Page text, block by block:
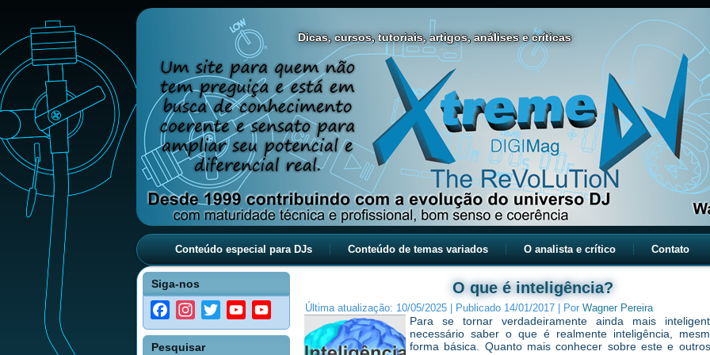
Dicas, cursos, tutoriais, artigos, análises e críticas
Conteúdo especial para DJs Conteúdo de temas variados O analista e crítico Contato
Siga-nos
FacebookInstagramTwitterYouTubeYouTube
Channel
Pesquisar
O que é inteligência?
Última atualização: 10/05/2025 Publicado 14/01/2017 Por Wagner Pereira
Para se tornar verdadeiramente ainda mais
necessário saber o que é realmente inteligência,
forma básica. Quanto mais conhecer sobre este e